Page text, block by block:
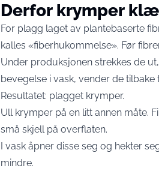
Derfor krymper
For plagg laget av plantebaserte
kalles «fiberhukommelse». Før
Under produksjonen strekkes de
bevegelse i vask, vender de
Resultatet: plagget krymper.
Ull krymper på en litt annen måte.
små skjell på overflaten.
I vask åpner disse seg og hekter
mindre.